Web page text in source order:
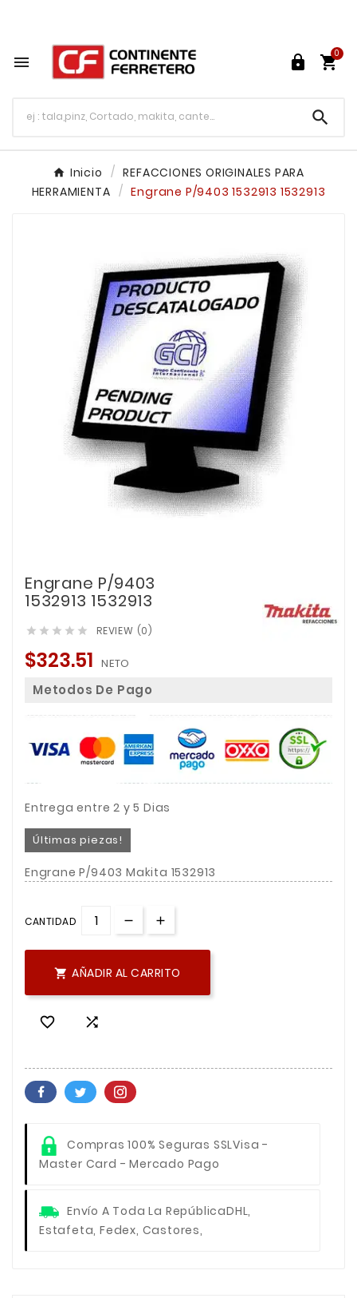
  
0

Inicio
REFACCIONES ORIGINALES PARA
HERRAMIENTA
Engrane P/9403 1532913 1532913
Engrane P/9403
1532913 1532913
     REVIEW (0)
$323.51 NETO
Metodos De Pago
Entrega entre 2 y 5 Dias
Últimas piezas!
Engrane P/9403 Makita 1532913
CANTIDAD
 AÑADIR AL CARRITO
 
Compras 100% Seguras SSLVisa -
Master Card - Mercado Pago
Envío A Toda La RepúblicaDHL,
Estafeta, Fedex, Castores,